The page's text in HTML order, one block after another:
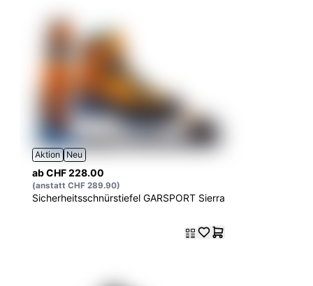
Aktion Neu
ab CHF 228.00
(anstatt CHF 289.90)
Sicherheitsschnürstiefel GARSPORT Sierra